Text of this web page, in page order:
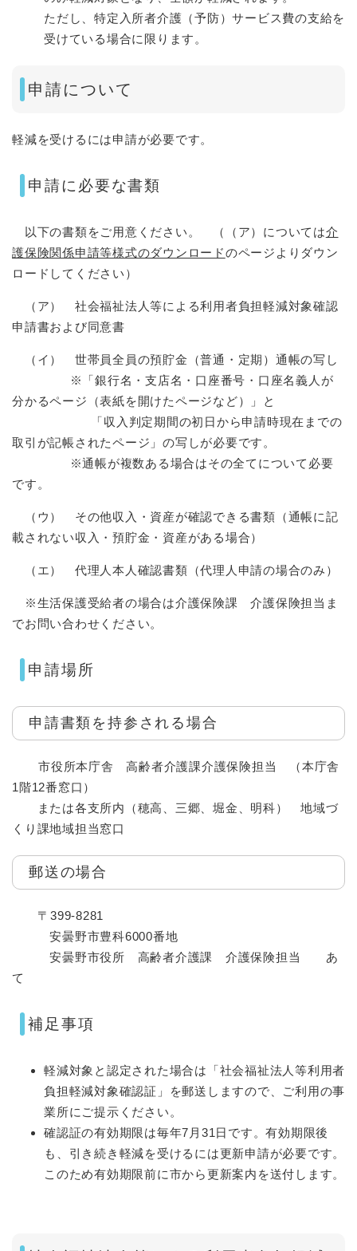
ただし、特定入所者介護（予防）サービス費の支給を
受けている場合に限ります。
申請について
軽減を受けるには申請が必要です。
申請に必要な書類
以下の書類をご用意ください。 （（ア）については介
護保険関係申請等様式のダウンロードのページよりダウン
ロードしてください）
（ア） 社会福祉法人等による利用者負担軽減対象確認
申請書および同意書
（イ） 世帯員全員の預貯金（普通・定期）通帳の写し
※
「銀行名・支店名・口座番号・口座名義人が
分かるページ（表紙を開けたページなど）」と
「収入判定期間の初日から申請時現在までの
取引が記帳されたページ」の写しが必要です。
※通帳が複数ある場合はその全てについて必要
です。
（ウ） その他収入・資産が確認できる書類（通帳に記
載されない収入・預貯金・資産がある場合）
（エ） 代理人本人確認書類（代理人申請の場合のみ）
※生活保護受給者の場合は介護保険課 介護保険担当ま
でお問い合わせください。
申請場所
申請書類を持参される場合
市役所本庁舎 高齢者介護課介護保険担当 （本庁舎
1階12番窓口）
または各支所内（穂高、三郷、堀金、明科） 地域づ
くり課地域担当窓口
郵送の場合
〒399-8281
安曇野市豊科6000番地
安曇野市役所 高齢者介護課 介護保険担当 あ
て
補足事項
軽減対象と認定された場合は「社会福祉法人等利用者
負担軽減対象確認証」を郵送しますので、ご利用の事
業所にご提示ください。
確認証の有効期限は毎年7月31日です。有効期限後
も、引き続き軽減を受けるには更新申請が必要です。
このため有効期限前に市から更新案内を送付します。